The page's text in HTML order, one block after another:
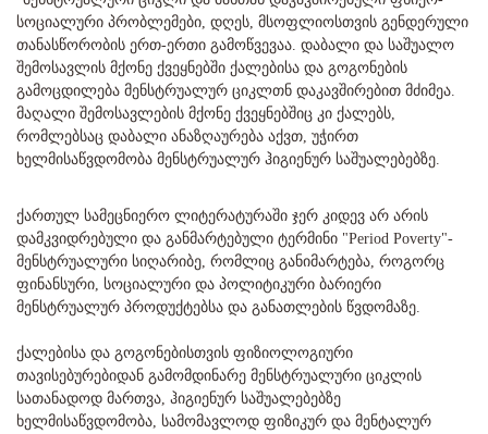
სოციალური პრობლემები, დღეს, მსოფლიოსთვის გენდერული
თანასწორობის ერთ-ერთი გამოწვევაა. დაბალი და საშუალო
შემოსავლის მქონე ქვეყნებში ქალებისა და გოგონების
გამოცდილება მენსტრუალურ ციკლთნ დაკავშირებით მძიმეა.
მაღალი შემოსავლების მქონე ქვეყნებშიც კი ქალებს,
რომლებსაც დაბალი ანაზღაურება აქვთ, უჭირთ
ხელმისაწვდომობა მენსტრუალურ ჰიგიენურ საშუალებებზე.
ქართულ სამეცნიერო ლიტერატურაში ჯერ კიდევ არ არის
დამკვიდრებული და განმარტებული ტერმინი "Period Poverty"-
მენსტრუალური სიღარიბე, რომლიც განიმარტება, როგორც
ფინანსური, სოციალური და პოლიტიკური ბარიერი
მენსტრუალურ პროდუქტებსა და განათლების წვდომაზე.
ქალებისა და გოგონებისთვის ფიზიოლოგიური
თავისებურებიდან გამომდინარე მენსტრუალური ციკლის
სათანადოდ მართვა, ჰიგიენურ საშუალებებზე
ხელმისაწვდომობა, სამომავლოდ ფიზიკურ და მენტალურ